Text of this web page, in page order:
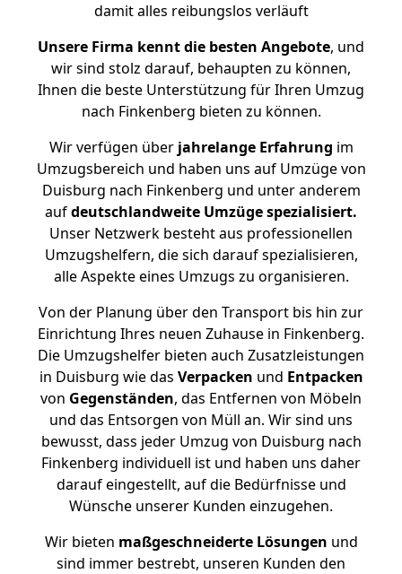
damit alles reibungslos verläuft
Unsere Firma kennt die besten Angebote, und
wir sind stolz darauf, behaupten zu können,
Ihnen die beste Unterstützung für Ihren Umzug
nach Finkenberg bieten zu können.
Wir verfügen überjahrelange Erfahrung im
Umzugsbereich und haben uns auf Umzüge von
Duisburg nach Finkenberg und unter anderem
aufdeutschlandweite Umzüge spezialisiert.
Unser Netzwerk besteht aus professionellen
Umzugshelfern, die sich darauf spezialisieren,
alle Aspekte eines Umzugs zu organisieren.
Von der Planung über den Transport bis hin zur
Einrichtung Ihres neuen Zuhause in Finkenberg.
Die Umzugshelfer bieten auch Zusatzleistungen
in Duisburg wie das Verpacken und Entpacken
von Gegenständen, das Entfernen von Möbeln
und das Entsorgen von Müll an. Wir sind uns
bewusst, dass jeder Umzug von Duisburg nach
Finkenberg individuell ist und haben uns daher
darauf eingestellt, auf die Bedürfnisse und
Wünsche unserer Kunden einzugehen.
Wir bieten maßgeschneiderte Lösungen und
sind immer bestrebt, unseren Kunden den